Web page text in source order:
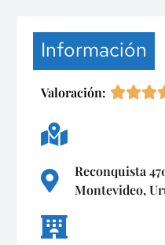
Información
Valoración:
Reconquista
Montevideo,